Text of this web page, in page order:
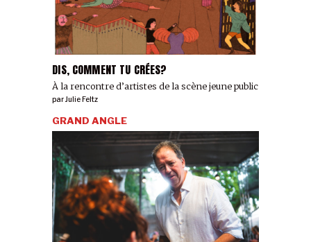
DIS, COMMENT TU CRÉES?
À la rencontre d’artistes de la scène jeune public
parJulie Feltz
GRAND ANGLE